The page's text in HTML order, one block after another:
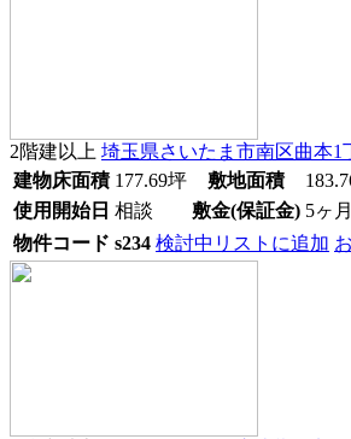
2階建以上 埼玉県さいたま市南区曲本1
建物床面積 177.69坪 敷地面積
使用開始日 相談 敷金(保証金) 5ヶ月
物件コード s234 検討中リストに追加